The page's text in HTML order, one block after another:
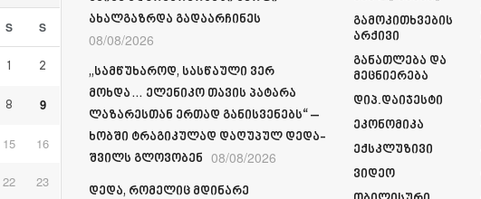
S S
1 2
8 9
15 16
22 23
ახალგაზრდა გადაარჩინეს
08/08/2026
„სამწუხაროდ, სასწაული ვერ
მოხდა… ელენიკო თავის პატარა
ლაზარესთან ერთად განისვენებს“ –
ხობში ტრაგიკულად დაღუპულ დედა-
შვილს გლოვობენ 08/08/2026
დედა, რომელიც მდინარე
Გამოკითხვების
Არქივი
Განათლება Და
Მეცნიერება
Დიპ.დაიჯესტი
Ეკონომიკა
Ექსკლუზივი
Ვიდეო